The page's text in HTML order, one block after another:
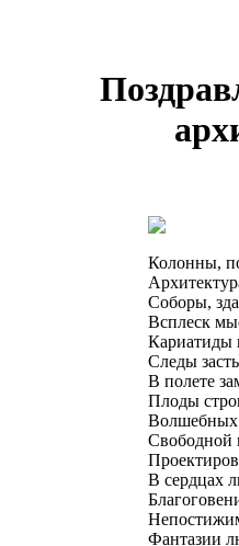
Колонны,
Соборы,
Всплеск
Кариатиды
Следы
В полете
Плоды
Волшебных
Свободной
В сердцах
Фантазии